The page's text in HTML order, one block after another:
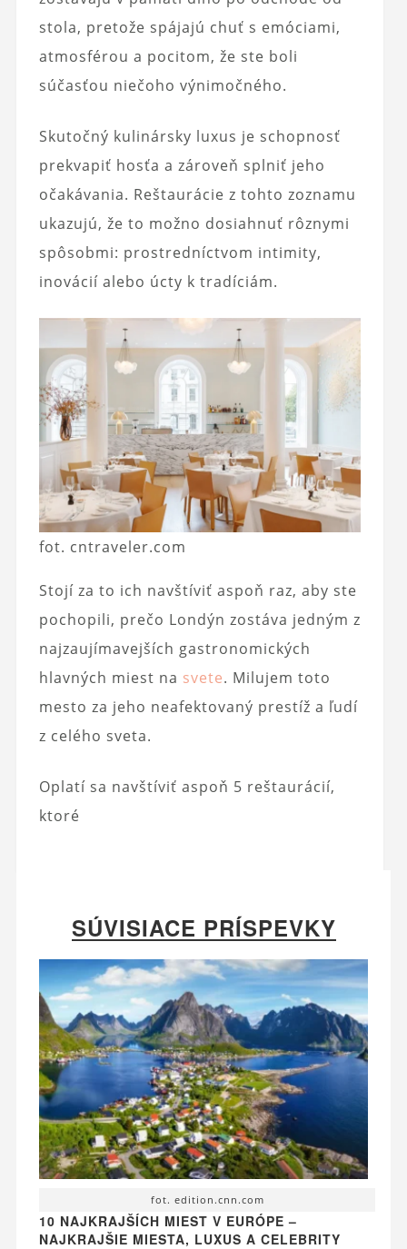
stola, pretože spájajú chuť s emóciami,
atmosférou a pocitom, že ste boli
súčasťou niečoho výnimočného.
Skutočný kulinársky luxus je schopnosť
prekvapiť hosťa a zároveň splniť jeho
očakávania. Reštaurácie z tohto zoznamu
ukazujú, že to možno dosiahnuť rôznymi
spôsobmi: prostredníctvom intimity,
inovácií alebo úcty k tradíciám.
fot. cntraveler.com
Stojí za to ich navštíviť aspoň raz, aby ste
pochopili, prečo Londýn zostáva jedným z
najzaujímavejších gastronomických
hlavných miest na svete. Milujem toto
mesto za jeho neafektovaný prestíž a ľudí
z celého sveta.
Oplatí sa navštíviť aspoň 5 reštaurácií,
ktoré
SÚVISIACE PRÍSPEVKY
fot. edition.cnn.com
10 NAJKRAJŠÍCH MIEST V EURÓPE –
NAJKRAJŠIE MIESTA, LUXUS A CELEBRITY